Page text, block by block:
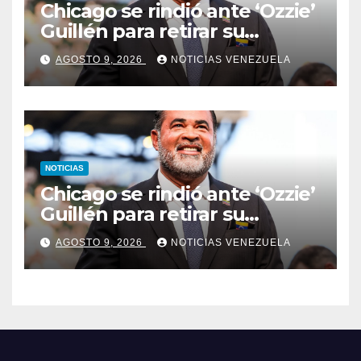
Chicago se rindió ante ‘Ozzie’
Guillén para retirar su
número
AGOSTO 9, 2026 NOTICIAS VENEZUELA
NOTICIAS
Chicago se rindió ante ‘Ozzie’
Guillén para retirar su
número
AGOSTO 9, 2026 NOTICIAS VENEZUELA